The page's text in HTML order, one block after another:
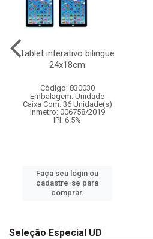
Tablet interativo bilingue
24x18cm
Código: 830030
Embalagem: Unidade
Caixa Com: 36 Unidade(s)
Inmetro: 006758/2019
IPI: 6.5%
Faça seu login ou
cadastre-se para
comprar.
Seleção Especial UD